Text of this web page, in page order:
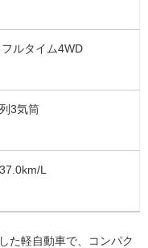
ルタイム4WD
3気筒
L
た軽自動車で、コンパク